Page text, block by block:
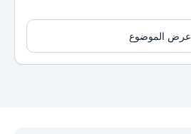
عرض الموضوع